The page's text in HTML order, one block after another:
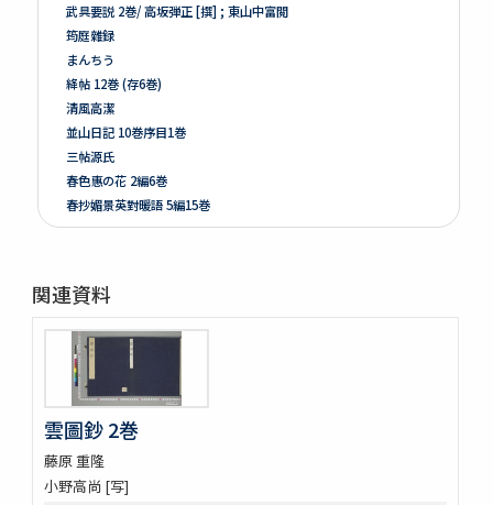
武具要説 2巻/ 高坂弾正 [撰] ; 東山中富閲
筠庭雜録
まんちう
絳帖 12巻 (存6巻)
清風高潔
並山日記 10巻序目1巻
三帖源氏
春色惠の花 2編6巻
春抄媚景英對暖語 5編15巻
梅暦餘興春色辰巳園 4編12巻
竒品家雅見 3巻附録1巻
好色一代女 6巻
新うす雪物語 5巻
新撰卅六貝倭謌
好色春画本目録
春画好色本目録
塵劫記 3巻 (存1巻)
東海道綱目分間之圖 5巻
関連資料
雲圖鈔 2巻
藤原 重隆
小野高尚 [写]